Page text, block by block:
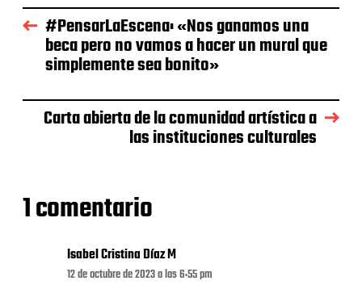
e
l
t
#PensarLaEscena: «Nos ganamos una
beca pero no vamos a hacer un mural que
simplemente sea bonito»
Carta abierta de la comunidad artística a
las instituciones culturales
1 comentario
Isabel Cristina Díaz M
12 de octubre de 2023 a las 6:55 pm